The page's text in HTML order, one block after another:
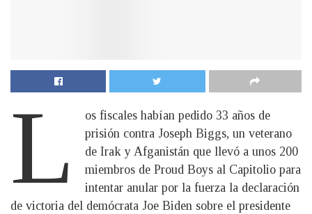
L
os fiscales habían pedido 33 años de
prisión contra Joseph Biggs, un veterano
de Irak y Afganistán que llevó a unos 200
miembros de Proud Boys al Capitolio para
intentar anular por la fuerza la declaración
de victoria del demócrata Joe Biden sobre el presidente